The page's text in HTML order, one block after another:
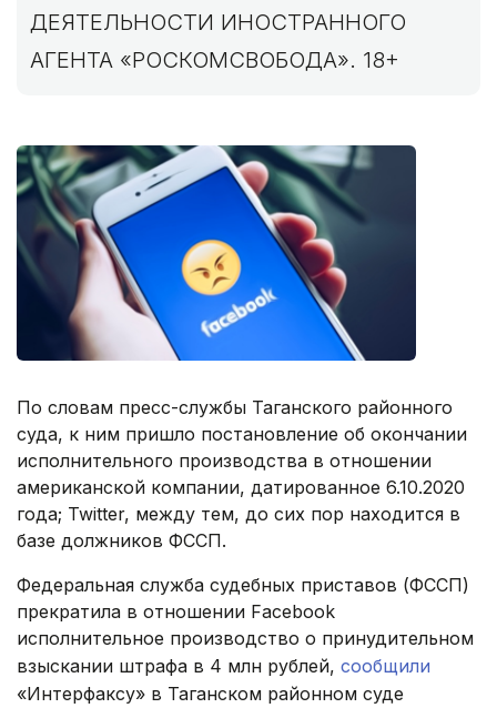
ДЕЯТЕЛЬНОСТИ ИНОСТРАННОГО
АГЕНТА «РОСКОМСВОБОДА». 18+
По словам пресс-службы Таганского районного
суда, к ним пришло постановление об окончании
исполнительного производства в отношении
американской компании, датированное 6.10.2020
года; Twitter, между тем, до сих пор находится в
базе должников ФССП.
Федеральная служба судебных приставов (ФССП)
прекратила в отношении Facebook
исполнительное производство о принудительном
взыскании штрафа в 4 млн рублей, сообщили
«Интерфаксу» в Таганском районном суде